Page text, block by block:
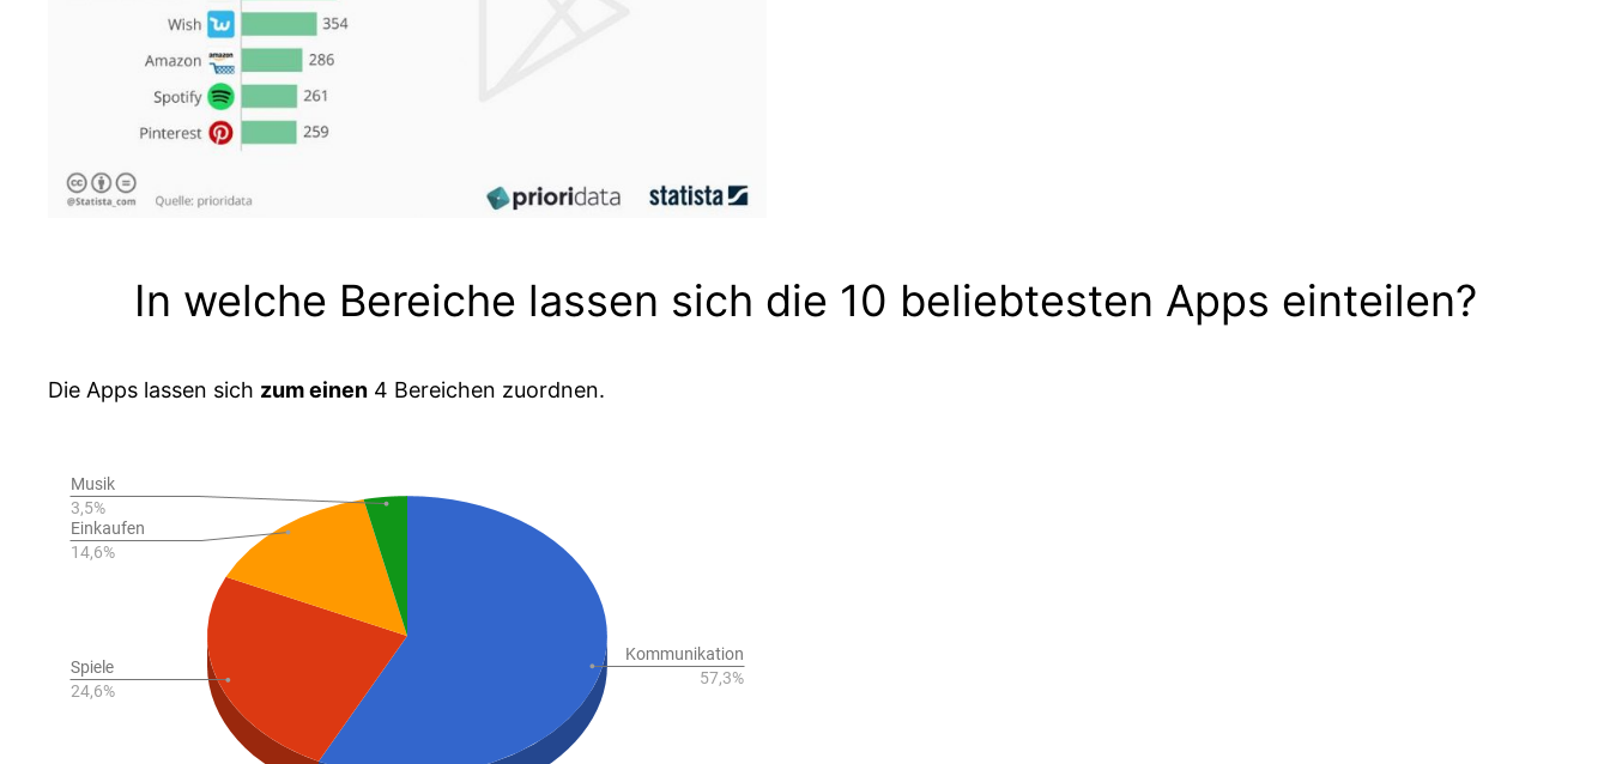
In welche Bereiche lassen sich die 10 beliebtesten Apps einteilen?
Die Apps lassen sich zum einen 4 Bereichen zuordnen.